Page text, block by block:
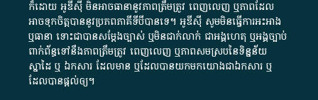
ក៏​ដោយ​ អូ​ឌី​ស៊ី​ មិន​អាច​ធានា​នូវ​ភាព​ត្រឹមត្រូវ​ ពេញលេញ​ ឬ​ភាព​ដែល​
អាច​ទុកចិត្ត​បាននូវ​ប្រភព​ភាគី​ទី​បី​បាន​ទេ​។​ អូ​ឌី​ស៊ី​ សូម​មិន​ធ្វើការ​អះអាង​
ឬ​ធានា​ ទោះជា​បាន​សម្តែង​ច្បាស់​ ឬ​មិន​ជាក់លាក់​ ជា​អង្គហេតុ​ ឬ​អង្គច្បាប់​
ពាក់ព័ន្ធ​ទៅ​នឹង​ភាព​ត្រឹមត្រូវ​ ពេញលេញ​ ឬ​ភាព​សម​ស្រប​នៃ​ទិន្នន័យ​
ស្នាដៃ​ ឬ​ ឯកសារ​ ដែល​មាន​ ឬ​ដែល​បាន​យក​មក​យោង​ជា​ឯកសារ​ ឬ​
ដែល​បាន​ផ្តល់​ឲ្យ​។